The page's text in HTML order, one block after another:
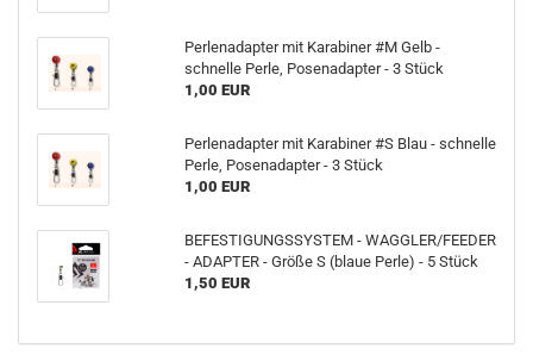
Perlenadapter mit Karabiner #M Gelb -
schnelle Perle, Posenadapter - 3 Stück
1,00 EUR
Perlenadapter mit Karabiner #S Blau - schnelle
Perle, Posenadapter - 3 Stück
1,00 EUR
BEFESTIGUNGSSYSTEM - WAGGLER/FEEDER
- ADAPTER - Größe S (blaue Perle) - 5 Stück
1,50 EUR